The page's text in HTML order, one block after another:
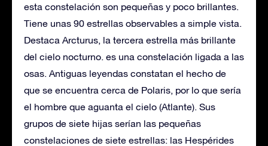
esta constelación son pequeñas y poco brillantes.
Tiene unas 90 estrellas observables a simple vista.
Destaca Arcturus, la tercera estrella más brillante
del cielo nocturno. es una constelación ligada a las
osas. Antiguas leyendas constatan el hecho de
que se encuentra cerca de Polaris, por lo que sería
el hombre que aguanta el cielo (Atlante). Sus
grupos de siete hijas serían las pequeñas
constelaciones de siete estrellas: las Hespérides